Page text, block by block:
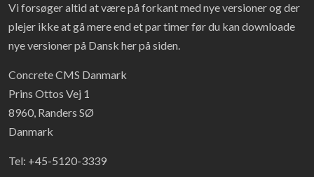
Vi forsøger altid at være på forkant med nye versioner og der
plejer ikke at gå mere end et par timer før du kan downloade
nye versioner på Dansk her på siden.
ConcreteCMS Danmark
Prins Ottos Vej 1
8960, Randers SØ
Danmark
Tel: +45-5120-3339